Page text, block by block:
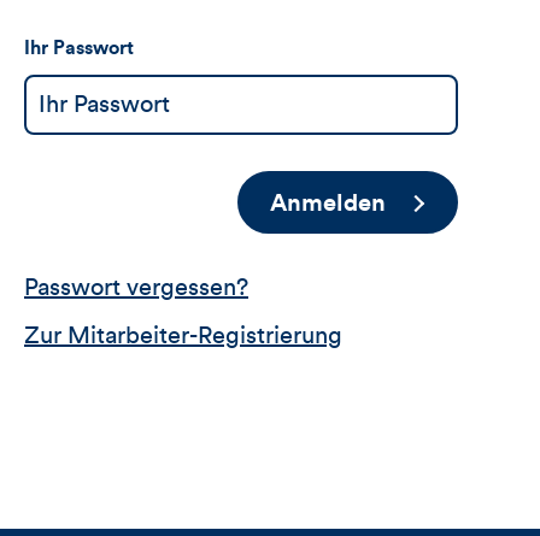
Ihr Passwort
Anmelden
Passwort vergessen?
Zur Mitarbeiter-Registrierung